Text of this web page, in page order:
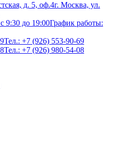
г. Москва, ул.
График работы:
Тел.: +7 (926) 553-90-69
Тел.: +7 (926) 980-54-08